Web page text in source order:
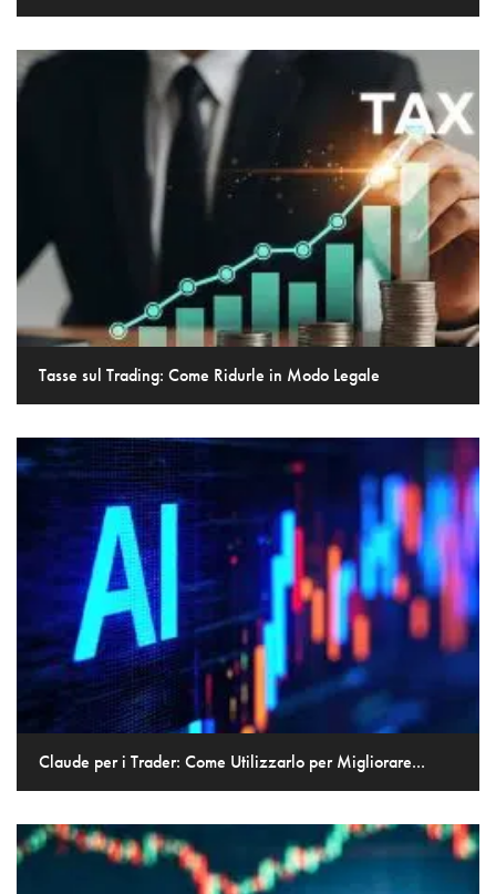
Tasse sul Trading: Come Ridurle in Modo Legale
Claude per i Trader: Come Utilizzarlo per Migliorare...